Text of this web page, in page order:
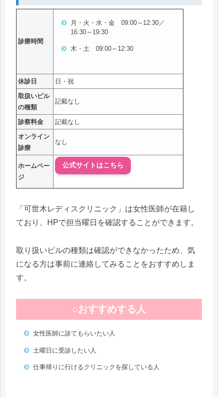
診療時間
月・火・水・金 09:00～12:30／
16:30～19:30
木・土 09:00～12:30
休診日
日・祝
取扱いピル
の種類
記載なし
診察料金
記載なし
オンライン
診療
なし
ホームペー
ジ
公式サイトはこちら
「可世木レディスクリニック」は女性医師が在籍し
ており、HPで担当曜日を確認することができます。
取り扱いピルの種類は確認ができなかったため、気
になる方は事前に連絡してみることをおすすめしま
す。
○おすすめする人
女性医師に診てもらいたい人
土曜日に受診したい人
仕事帰りに行けるクリニックを探している人